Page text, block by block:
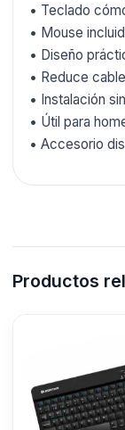
• Teclado
• Mouse
• Diseño
• Reduce
• Instalación
• Útil para
• Accesorio
Productos